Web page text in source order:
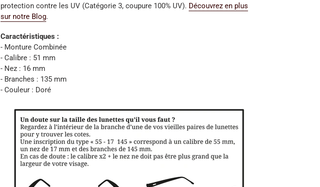
protection contre les UV (Catégorie 3, coupure 100% UV). Découvrez en plus
sur notre Blog.
Caractéristiques :
- Monture Combinée
- Calibre : 51 mm
- Nez : 16 mm
- Branches : 135 mm
- Couleur : Doré